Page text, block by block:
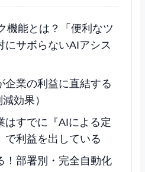
機能とは？「便利なツ
にサボらないAIアシス
企業の利益に直結する
効果）
はすでに『AIによる定
で利益を出している
！部署別・完全自動化